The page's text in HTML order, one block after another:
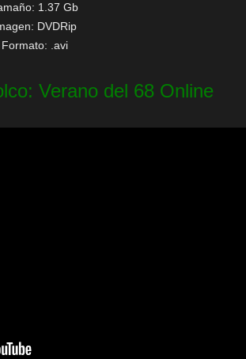
1.37 Gb
DVDRip
Formato: .avi
Verano del 68 Online